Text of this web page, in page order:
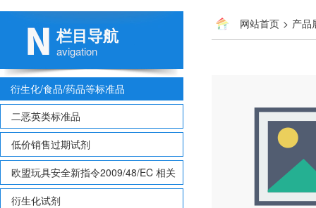
栏目导航
avigation
衍生化/食品/药品等标准品
二恶英类标准品
低价销售过期试剂
欧盟玩具安全新指令2009/48/EC 相关
致敏性香味剂标准品
衍生化试剂
网站首页 > 产品